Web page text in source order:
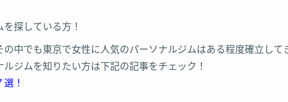
タジオ
探している方！
中でも東京で女性に人気のパーソナルジムはある程度確立して
ジムを知りたい方は下記の記事をチェック！
！